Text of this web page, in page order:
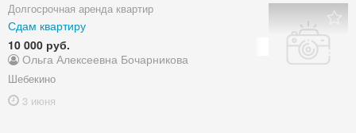
Долгосрочная аренда квартир
Сдам квартиру
10 000 руб.
Ольга Алексеевна Бочарникова
Шебекино
3 июня